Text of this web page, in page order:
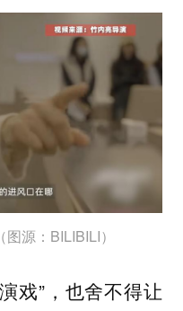
源：BILIBILI）
戏”，也舍不得让